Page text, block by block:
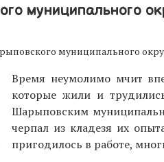
муниципального
муниципального
Время неумолимо мчит
которые жили и
Шарыповским
черпал из кладезя их
пригодилось в работе,